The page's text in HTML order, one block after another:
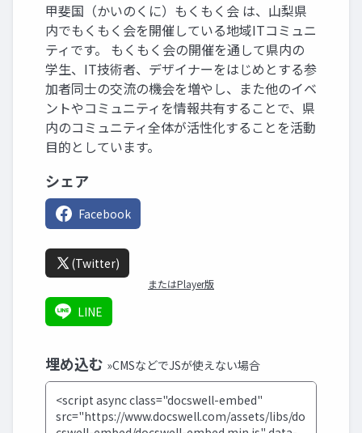
甲斐国（かいのくに）もくもく会 は、山梨県
内でもくもく会を開催している地域ITコミュニ
ティです。 もくもく会の開催を通して県内の
学生、IT技術者、デザイナーをはじめとする参
加者同士の交流の機会を増やし、また他のイベ
ントやコミュニティを情報共有することで、県
内のコミュニティ全体が活性化することを活動
目的としています。
シェア
Facebook
(Twitter)
またはPlayer版
LINE
埋め込む »CMSなどでJSが使えない場合